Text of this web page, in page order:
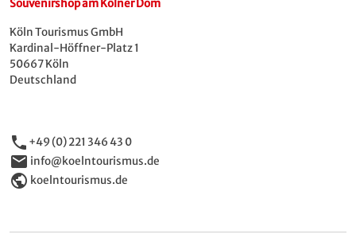
Souvenirshop am Kölner Dom
Köln Tourismus GmbH
Kardinal-Höffner-Platz 1
50667 Köln
Deutschland
phone +49 (0) 221 346 43 0
email info@koelntourismus.de
public koelntourismus.de